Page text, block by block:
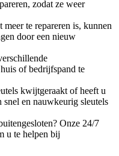
zodat ze weer
te repareren is, kunnen
door een nieuw
of bedrijfspand te
kwijtgeraakt of heeft u
en nauwkeurig sleutels
Onze 24/7
u te helpen bij